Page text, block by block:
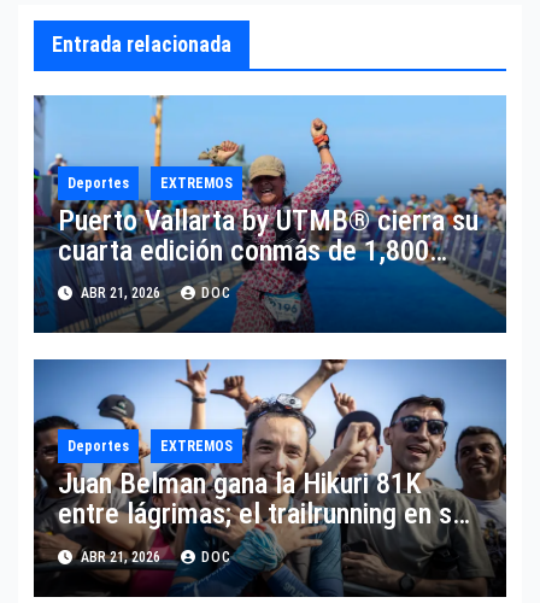
Entrada relacionada
Deportes EXTREMOS
Puerto Vallarta by UTMB® cierra su
cuarta edición conmás de 1,800
corredores de 45 países y el
anuncio deregreso en 2027.
ABR 21, 2026 DOC
Deportes EXTREMOS
Juan Belman gana la Hikuri 81K
entre lágrimas; el trailrunning en su
mayor emotividad
ABR 21, 2026 DOC